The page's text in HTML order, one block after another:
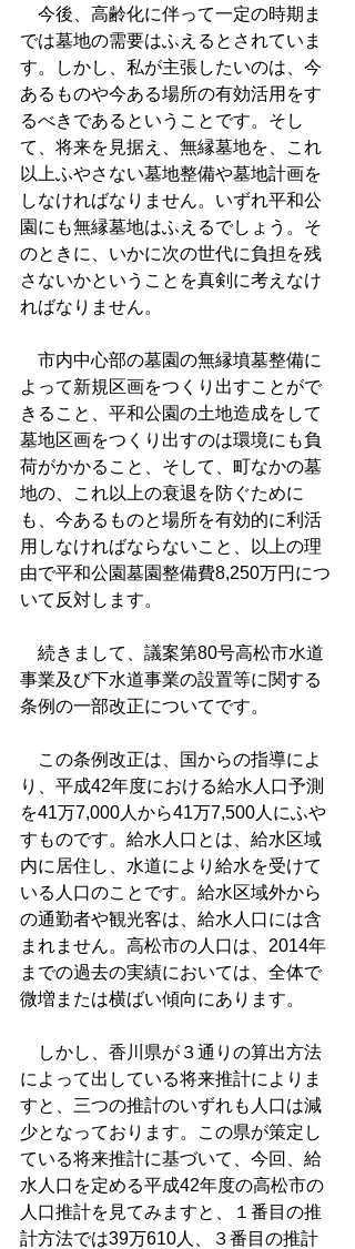
今後、高齢化に伴って一定の時期ま
では墓地の需要はふえるとされていま
す。しかし、私が主張したいのは、今
あるものや今ある場所の有効活用をす
るべきであるということです。そし
て、将来を見据え、無縁墓地を、これ
以上ふやさない墓地整備や墓地計画を
しなければなりません。いずれ平和公
園にも無縁墓地はふえるでしょう。そ
のときに、いかに次の世代に負担を残
さないかということを真剣に考えなけ
ればなりません。
市内中心部の墓園の無縁墳墓整備に
よって新規区画をつくり出すことがで
きること、平和公園の土地造成をして
墓地区画をつくり出すのは環境にも負
荷がかかること、そして、町なかの墓
地の、これ以上の衰退を防ぐために
も、今あるものと場所を有効的に利活
用しなければならないこと、以上の理
由で平和公園墓園整備費8,250万円につ
いて反対します。
続きまして、議案第80号高松市水道
事業及び下水道事業の設置等に関する
条例の一部改正についてです。
この条例改正は、国からの指導によ
り、平成42年度における給水人口予測
を41万7,000人から41万7,500人にふや
すものです。給水人口とは、給水区域
内に居住し、水道により給水を受けて
いる人口のことです。給水区域外から
の通勤者や観光客は、給水人口には含
まれません。高松市の人口は、2014年
までの過去の実績においては、全体で
微増または横ばい傾向にあります。
しかし、香川県が３通りの算出方法
によって出している将来推計によりま
すと、三つの推計のいずれも人口は減
少となっております。この県が策定し
ている将来推計に基づいて、今回、給
水人口を定める平成42年度の高松市の
人口推計を見てみますと、１番目の推
計方法では39万610人、３番目の推計